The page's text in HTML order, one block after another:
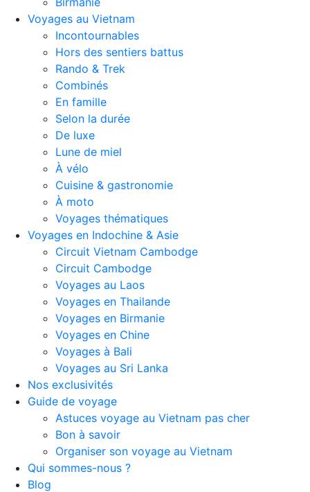
Voyages au Vietnam
Incontournables
Hors des sentiers battus
Rando & Trek
Combinés
En famille
Selon la durée
De luxe
Lune de miel
À vélo
Cuisine & gastronomie
À moto
Voyages thématiques
Voyages en Indochine & Asie
Circuit Vietnam Cambodge
Circuit Cambodge
Voyages au Laos
Voyages en Thailande
Voyages en Birmanie
Voyages en Chine
Voyages à Bali
Voyages au Sri Lanka
Nos exclusivités
Guide de voyage
Astuces voyage au Vietnam pas cher
Bon à savoir
Organiser son voyage au Vietnam
Qui sommes-nous ?
Blog